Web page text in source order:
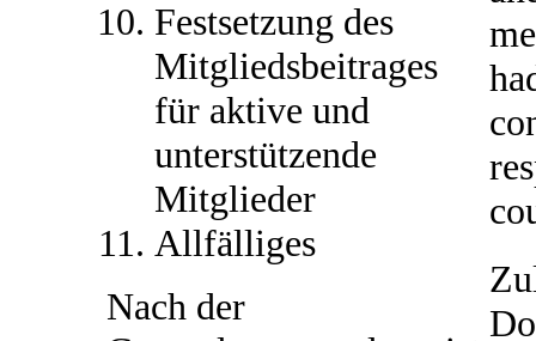
Festsetzung des
Mitgliedsbeitrages
für aktive und
unterstützende
Mitglieder
Allfälliges
Nach der